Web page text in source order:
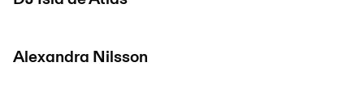
Alexandra Nilsson